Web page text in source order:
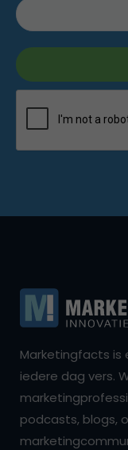
Marketingfacts is
iedere dag vers.
podcasts, blogs,